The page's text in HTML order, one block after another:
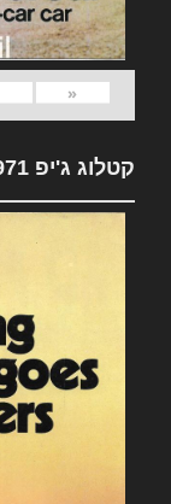
«
קטלוג ג'יפ 1971